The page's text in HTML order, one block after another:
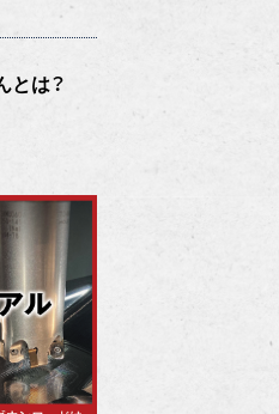
とは？